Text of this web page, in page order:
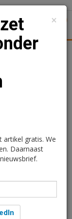
×
artikel gratis. We
Daarnaast